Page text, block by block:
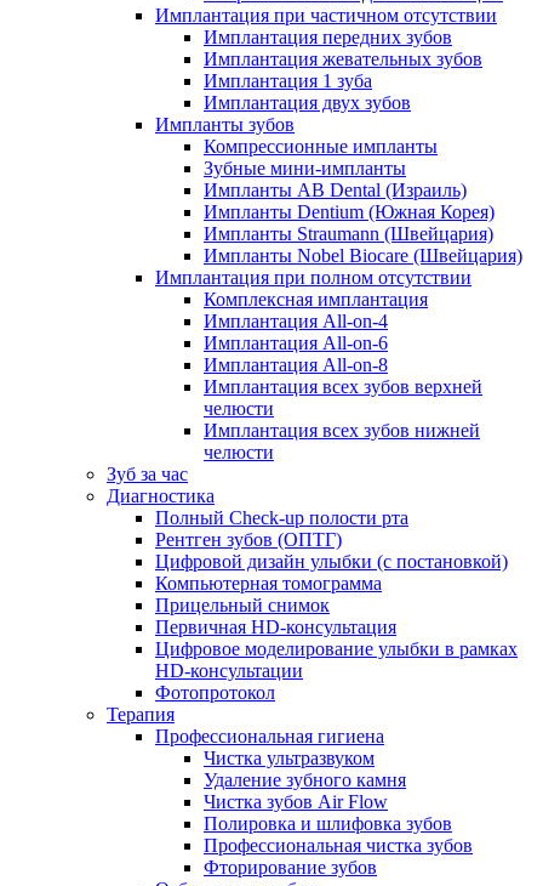
Имплантация при частичном отсутствии
Имплантация передних зубов
Имплантация жевательных зубов
Имплантация 1 зуба
Имплантация двух зубов
Импланты зубов
Компрессионные импланты
Зубные мини-импланты
Импланты AB Dental (Израиль)
Импланты Dentium (Южная Корея)
Импланты Straumann (Швейцария)
Импланты Nobel Biocare (Швейцария)
Имплантация при полном отсутствии
Комплексная имплантация
Имплантация All-on-4
Имплантация All-on-6
Имплантация All-on-8
Имплантация всех зубов верхней
челюсти
Имплантация всех зубов нижней
челюсти
Зуб за час
Диагностика
Полный Check-up полости рта
Рентген зубов (ОПТГ)
Цифровой дизайн улыбки (с постановкой)
Компьютерная томограмма
Прицельный снимок
Первичная HD-консультация
Цифровое моделирование улыбки в рамках
HD-консультации
Фотопротокол
Терапия
Профессиональная гигиена
Чистка ультразвуком
Удаление зубного камня
Чистка зубов Air Flow
Полировка и шлифовка зубов
Профессиональная чистка зубов
Фторирование зубов